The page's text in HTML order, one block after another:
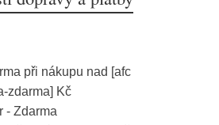
při nákupu nad [afc
zdarma] Kč
- Zdarma